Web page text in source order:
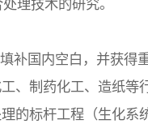
理技术的研究。
国内空白，并获得
、制药化工、造纸
的标杆工程（生化